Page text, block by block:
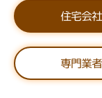
住宅会社
専門業者